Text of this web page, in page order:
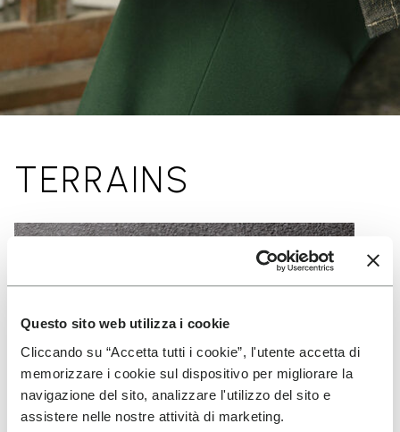
Questo sito web utilizza i cookie
Cliccando su “Accetta tutti i cookie”, l'utente accetta di
memorizzare i cookie sul dispositivo per migliorare la
navigazione del sito, analizzare l'utilizzo del sito e
assistere nelle nostre attività di marketing.
TERRAINS